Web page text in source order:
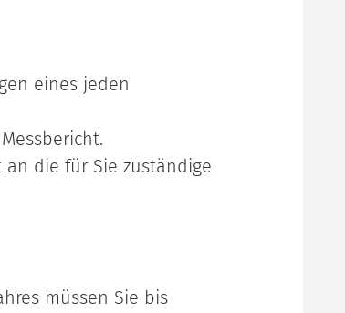
eines jeden
die für Sie zuständige
müssen Sie bis